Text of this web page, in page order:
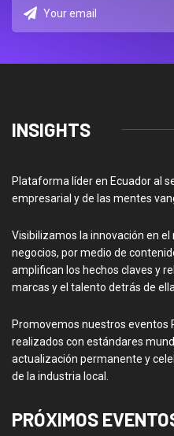
INSIGHTS
Plataforma líder en Ecuador al
empresarial y de las mentes
Visibilizamos la innovación en
negocios, por medio de
amplifican los hechos claves y
marcas y el talento detrás de
Promovemos nuestros eventos
realizados con estándares
actualización permanente y
de la industria local.
PRÓXIMOS